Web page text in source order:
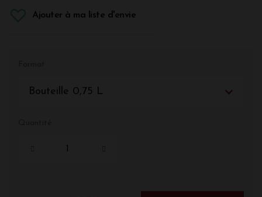
Ajouter à ma liste d'envie
Bouteille 0,75 L